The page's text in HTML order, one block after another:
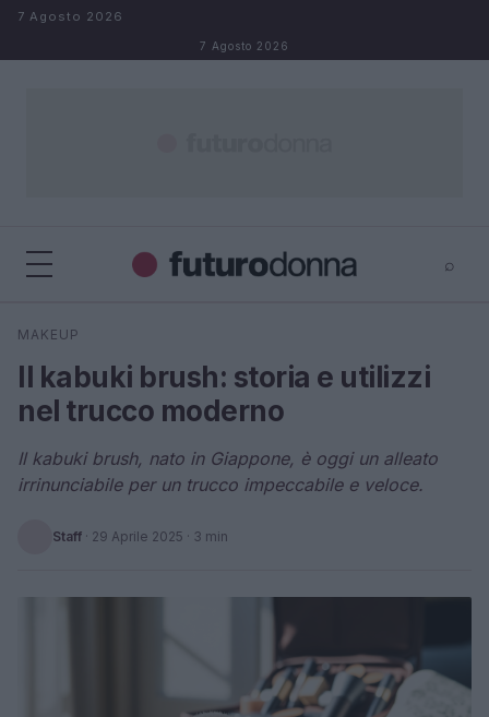
Salta al contenuto
7 Agosto 2026
7 Agosto 2026
⌕
Cerca
MAKEUP
Il kabuki brush: storia e utilizzi
nel trucco moderno
Il kabuki brush, nato in Giappone, è oggi un alleato
irrinunciabile per un trucco impeccabile e veloce.
Staff · 29 Aprile 2025 · 3 min